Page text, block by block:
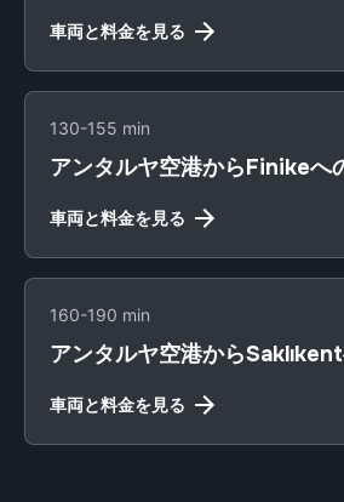
車両と料金を見る
130-155 min
アンタルヤ空港からFinikeへ
車両と料金を見る
160-190 min
アンタルヤ空港から
車両と料金を見る